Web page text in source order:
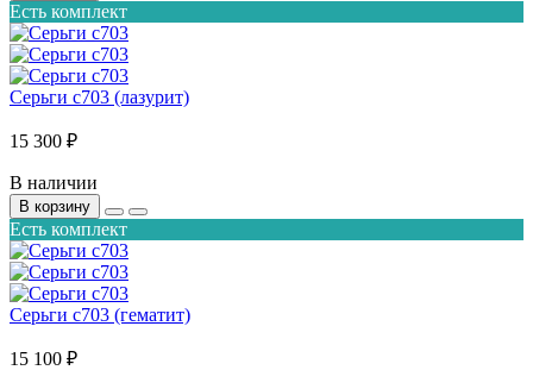
Есть комплект
Серьги с703 (лазурит)
15 300 ₽
В наличии
В корзину
Есть комплект
Серьги с703 (гематит)
15 100 ₽